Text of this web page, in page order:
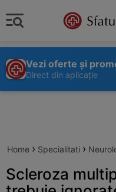
Vezi oferte și
Direct din aplicație
Home › Specialitati ›
Scleroza